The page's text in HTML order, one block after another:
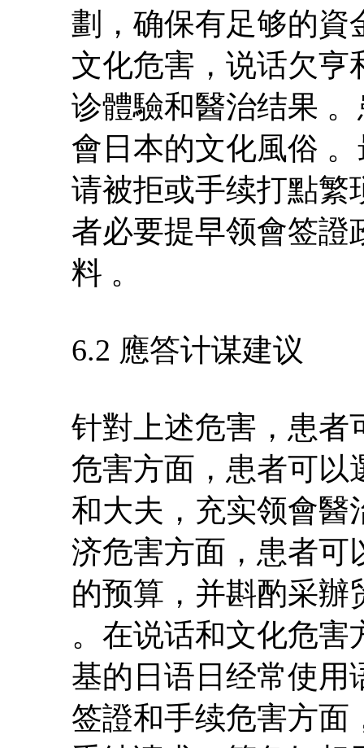
劃，确保有足够的資
文化危害，说话欠亨
诊體驗和醫治结果
會日本的文化風俗
请被拒或手续打點繁
者必要提早领會签證
料 。
6.2 應答计谋建议
针對上述危害，患者
危害方面，患者可以
和大夫，充实领會醫
济危害方面，患者可
的预算，并斟酌采辦
。在说话和文化危
基的日语日经常使用
签證和手续危害方面